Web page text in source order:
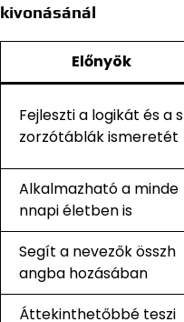
kivonásánál
Előnyök
Fejleszti a logikát és a s
zorzótáblák ismeretét
Alkalmazható a minde
nnapi életben is
Segít a nevezők összh
angba hozásában
Áttekinthetőbbé teszi